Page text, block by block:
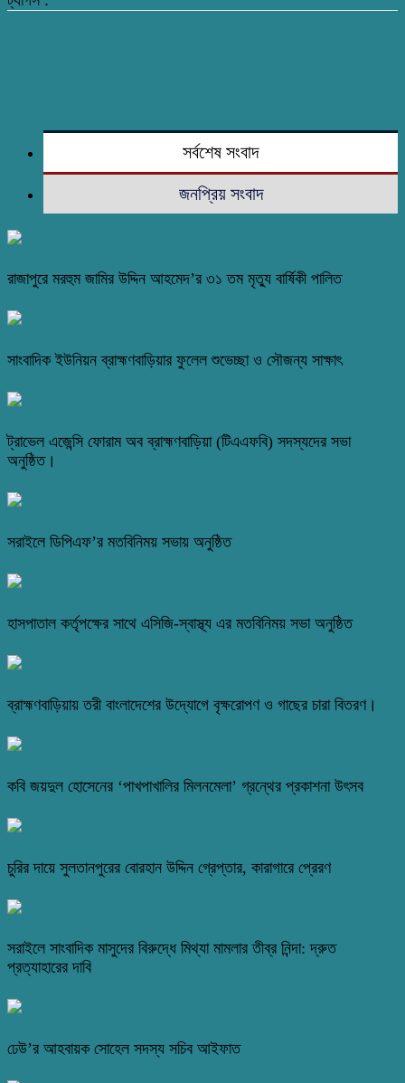
সর্বশেষ সংবাদ
জনপ্রিয় সংবাদ
রাজাপুরে মরহুম জামির উদ্দিন আহমেদ’র ৩১ তম মৃত্যু বার্ষিকী পালিত
সাংবাদিক ইউনিয়ন ব্রাহ্মণবাড়িয়ার ফুলেল শুভেচ্ছা ও সৌজন্য সাক্ষাৎ
ট্রাভেল এজেন্সি ফোরাম অব ব্রাহ্মণবাড়িয়া (টিএএফবি) সদস্যদের সভা
অনুষ্ঠিত।
সরাইলে ডিপিএফ’র মতবিনিময় সভায় অনুষ্ঠিত
হাসপাতাল কর্তৃপক্ষের সাথে এসিজি-স্বাস্থ্য এর মতবিনিময় সভা অনুষ্ঠিত
ব্রাহ্মণবাড়িয়ায় তরী বাংলাদেশের উদ্যোগে বৃক্ষরোপণ ও গাছের চারা বিতরণ।
কবি জয়দুল হোসেনের ‘পাখপাখালির মিলনমেলা’ গ্রন্থের প্রকাশনা উৎসব
চুরির দায়ে সুলতানপুরের বোরহান উদ্দিন গ্রেপ্তার, কারাগারে প্রেরণ
সরাইলে সাংবাদিক মাসুদের বিরুদ্ধে মিথ্যা মামলার তীব্র নিন্দা: দ্রুত
প্রত্যাহারের দাবি
ঢেউ’র আহবায়ক সোহেল সদস্য সচিব আইফাত